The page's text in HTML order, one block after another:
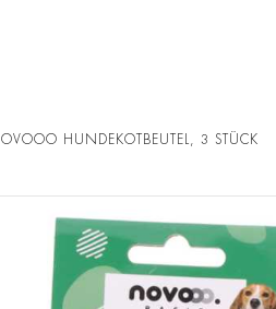
NOVOOO HUNDEKOTBEUTEL, 3 STÜCK